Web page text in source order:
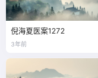
倪海夏医案1272
3年前